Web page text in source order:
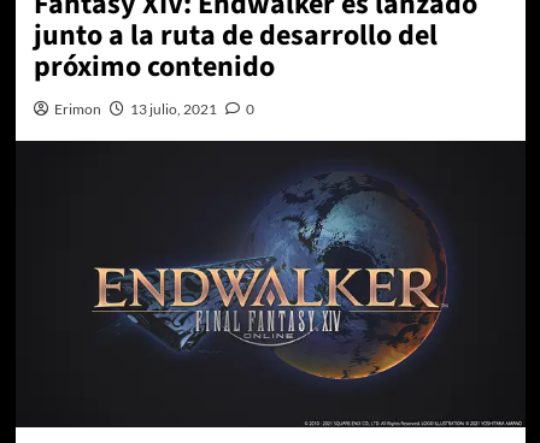
junto a la ruta de desarrollo del
próximo contenido
Erimon 13 julio, 2021 0